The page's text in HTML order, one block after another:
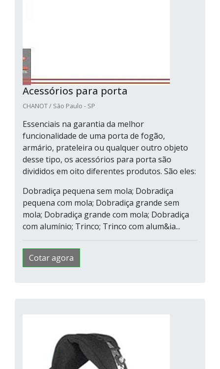
Acessórios para porta
CHANOT / São Paulo - SP
Essenciais na garantia da melhor
funcionalidade de uma porta de fogão,
armário, prateleira ou qualquer outro objeto
desse tipo, os acessórios para porta são
divididos em oito diferentes produtos. São eles:
Dobradiça pequena sem mola; Dobradiça
pequena com mola; Dobradiça grande sem
mola; Dobradiça grande com mola; Dobradiça
com alumínio; Trinco; Trinco com alum&ia...
Cotar agora